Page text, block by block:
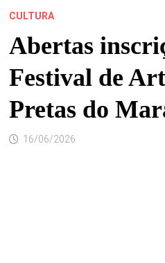
CULTURA
Abertas
Festival de
Pretas do
16/06/2026